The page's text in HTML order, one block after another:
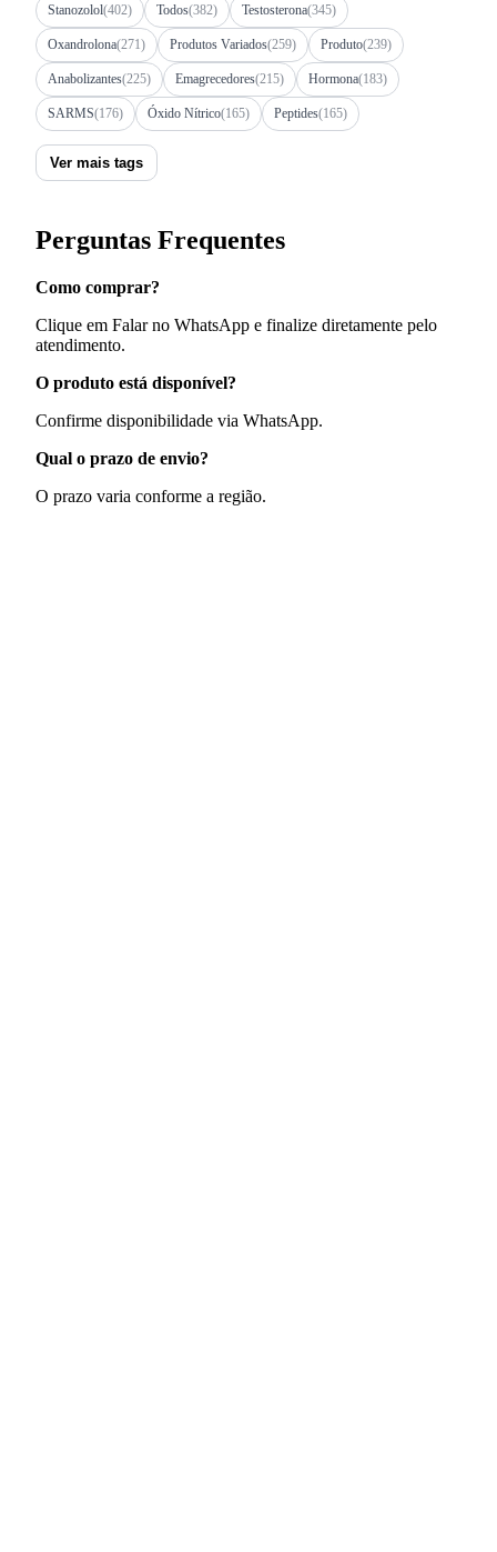
Stanozolol(402) Todos(382) Testosterona(345)
Oxandrolona(271) Produtos Variados(259) Produto(239)
Anabolizantes(225) Emagrecedores(215) Hormona(183)
SARMS(176) Óxido Nítrico(165) Peptides(165)
Ver mais tags
Perguntas Frequentes
Como comprar?
Clique em Falar no WhatsApp e finalize diretamente pelo
atendimento.
O produto está disponível?
Confirme disponibilidade via WhatsApp.
Qual o prazo de envio?
O prazo varia conforme a região.